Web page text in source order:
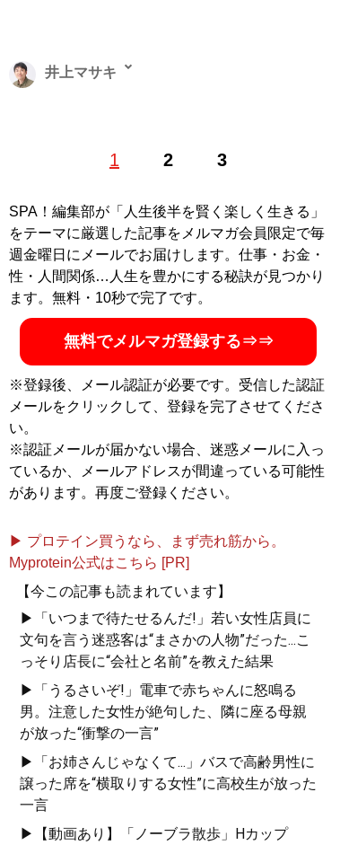
1 2 3
井上マサキ
後、フリーランスのライターに。理系・エンジニア経験
するかたわら、「路線図マニア」としてメディアにも多
数出演。著書に『たのしい路線図』（グラフィック
社）、『日本の路線図』（三才ブックス）、『桃太郎の
きびだんごは経費で落ちるのか？』（ダイヤモンド社）
など。X（Twitter）：
@inomsk
記事一覧へ
SPA！編集部が「人生後半を賢く楽しく生きる」
をテーマに厳選した記事をメルマガ会員限定で毎
週金曜日にメールでお届けします。仕事・お金・
性・人間関係…人生を豊かにする秘訣が見つかり
ます。無料・10秒で完了です。
無料でメルマガ登録する⇒⇒
※登録後、メール認証が必要です。受信した認証
メールをクリックして、登録を完了させてくださ
い。
※認証メールが届かない場合、迷惑メールに入っ
ているか、メールアドレスが間違っている可能性
があります。再度ご登録ください。
▶ プロテイン買うなら、まず売れ筋から。
Myprotein公式はこちら [PR]
【今この記事も読まれています】
▶「いつまで待たせるんだ!」若い女性店員に
文句を言う迷惑客は“まさかの人物”だった...こ
っそり店長に“会社と名前”を教えた結果
▶「うるさいぞ!」電車で赤ちゃんに怒鳴る
男。注意した女性が絶句した、隣に座る母親
が放った“衝撃の一言”
▶「お姉さんじゃなくて...」バスで高齢男性に
譲った席を“横取りする女性”に高校生が放った
一言
▶【動画あり】「ノーブラ散歩」Hカップ